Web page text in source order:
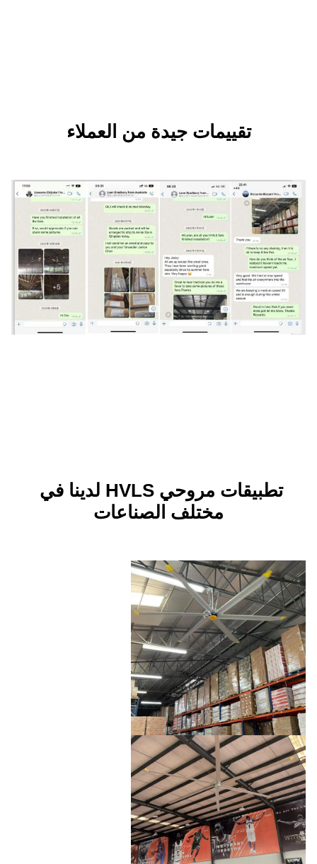
جيدة من العملاء
تطبيقات مروحي HVLS لدينا في
الصناعات